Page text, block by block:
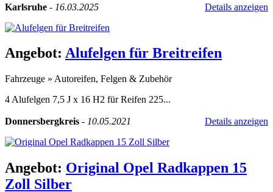
Karlsruhe - 16.03.2025 Details anzeigen
Angebot: Alufelgen für Breitreifen
Fahrzeuge » Autoreifen, Felgen & Zubehör
4 Alufelgen 7,5 J x 16 H2 für Reifen 225...
Donnersbergkreis - 10.05.2021 Details anzeigen
Angebot: Original Opel Radkappen 15
Zoll Silber